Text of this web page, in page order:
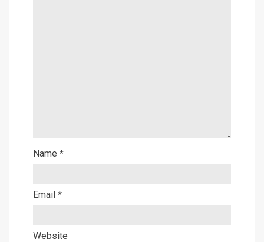
Name *
Email *
Website